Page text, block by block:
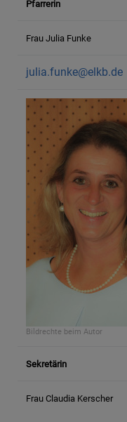
Pfarrerin
Frau Julia Funke
julia.funke@elkb.de
Bildrechte beim Autor
Sekretärin
Frau Claudia Kerscher